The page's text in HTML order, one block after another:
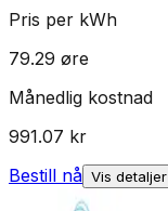
Pris per kWh
79.29 øre
Månedlig kostnad
991.07 kr
Bestill nå Vis detaljer